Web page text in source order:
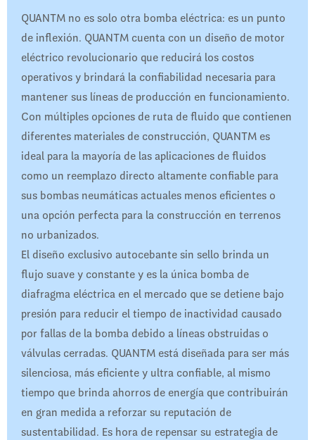
QUANTM no es solo otra bomba eléctrica: es un punto
de inflexión. QUANTM cuenta con un diseño de motor
eléctrico revolucionario que reducirá los costos
operativos y brindará la confiabilidad necesaria para
mantener sus líneas de producción en funcionamiento.
Con múltiples opciones de ruta de fluido que contienen
diferentes materiales de construcción, QUANTM es
ideal para la mayoría de las aplicaciones de fluidos
como un reemplazo directo altamente confiable para
sus bombas neumáticas actuales menos eficientes o
una opción perfecta para la construcción en terrenos
no urbanizados.
El diseño exclusivo autocebante sin sello brinda un
flujo suave y constante y es la única bomba de
diafragma eléctrica en el mercado que se detiene bajo
presión para reducir el tiempo de inactividad causado
por fallas de la bomba debido a líneas obstruidas o
válvulas cerradas. QUANTM está diseñada para ser más
silenciosa, más eficiente y ultra confiable, al mismo
tiempo que brinda ahorros de energía que contribuirán
en gran medida a reforzar su reputación de
sustentabilidad. Es hora de repensar su estrategia de